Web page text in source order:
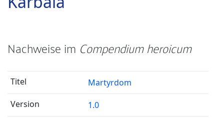
Nachweise im Compendium heroicum
Martyrdom
1.0